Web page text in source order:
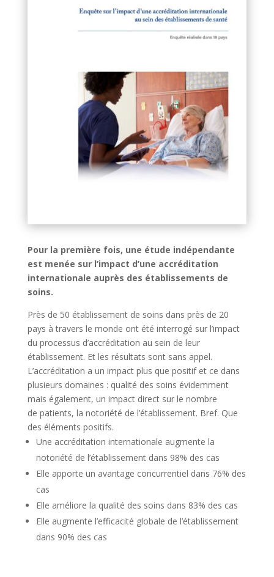
Pour la première fois, une étude indépendante
est menée sur l’impact d’une accréditation
internationale auprès des établissements de
soins.
Près de 50 établissement de soins dans près de 20
pays à travers le monde ont été interrogé sur l’impact
du processus d’accréditation au sein de leur
établissement. Et les résultats sont sans appel.
L’accréditation a un impact plus que positif et ce dans
plusieurs domaines : qualité des soins évidemment
mais également, un impact direct sur le nombre
de patients, la notoriété de l’établissement. Bref. Que
des éléments positifs.
Une accréditation internationale augmente la
notoriété de l’établissement dans 98% des cas
Elle apporte un avantage concurrentiel dans 76% des
cas
Elle améliore la qualité des soins dans 83% des cas
Elle augmente l’efficacité globale de l’établissement
dans 90% des cas